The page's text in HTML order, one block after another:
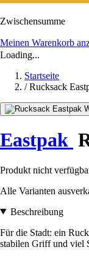
Zwischensumme
Meinen Warenkorb
Loading...
Startseite
/ Rucksack
Eastpak
Produkt nicht
Alle Varianten
Beschreibung
Für die Stadt: ein
stabilen Griff und viel